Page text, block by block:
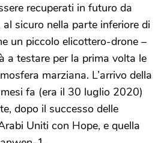
recuperati in futuro da
al sicuro nella parte inferiore di
un piccolo elicottero-drone –
a testare per la prima volta le
marziana. L’arrivo della
fa (era il 30 luglio 2020)
dopo il successo delle
Uniti con Hope, e quella